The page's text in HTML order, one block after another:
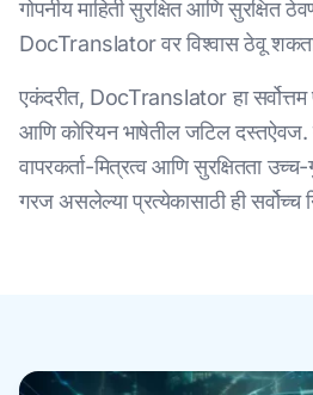
गोपनीय माहिती सुरक्षित आणि सुरक्षित
DocTranslator वर विश्वास ठेवू
एकंदरीत, DocTranslator हा
आणि कोरियन भाषेतील जटिल दस्तऐवज.
वापरकर्ता-मित्रत्व आणि सुरक्षितता उच्च-
गरज असलेल्या प्रत्येकासाठी ही सर्वोच्च